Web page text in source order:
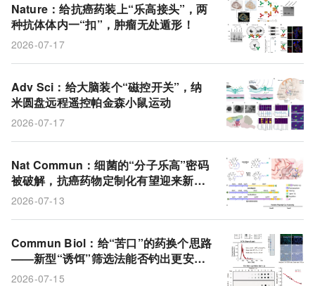
Nature：给抗癌药装上“乐高接头”，两
种抗体体内一“扣”，肿瘤无处遁形！
2026-07-17
Adv Sci：给大脑装个“磁控开关”，纳
米圆盘远程遥控帕金森小鼠运动
2026-07-17
Nat Commun：细菌的“分子乐高”密码
被破解，抗癌药物定制化有望迎来新纪
元
2026-07-13
Commun Biol：给“苦口”的药换个思路
——新型“诱饵”筛选法能否钓出更安全
的止痛药？
2026-07-15